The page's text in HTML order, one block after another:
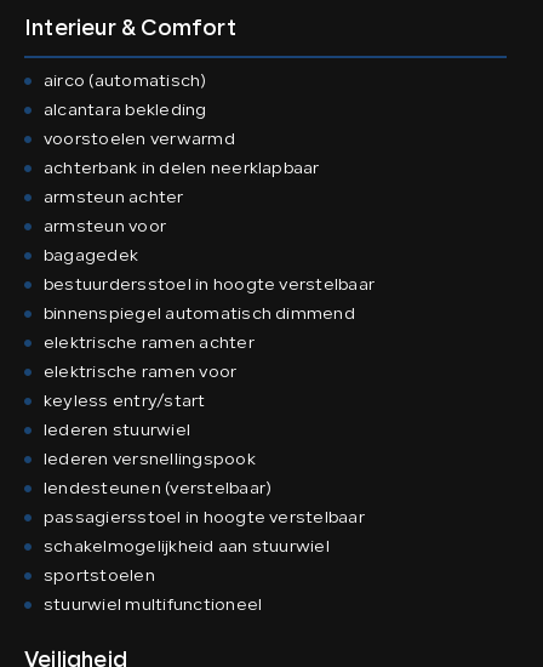
Interieur & Comfort
airco (automatisch)
alcantara bekleding
voorstoelen verwarmd
achterbank in delen neerklapbaar
armsteun achter
armsteun voor
bagagedek
bestuurdersstoel in hoogte verstelbaar
binnenspiegel automatisch dimmend
elektrische ramen achter
elektrische ramen voor
keyless entry/start
lederen stuurwiel
lederen versnellingspook
lendesteunen (verstelbaar)
passagiersstoel in hoogte verstelbaar
schakelmogelijkheid aan stuurwiel
sportstoelen
stuurwiel multifunctioneel
Veiligheid